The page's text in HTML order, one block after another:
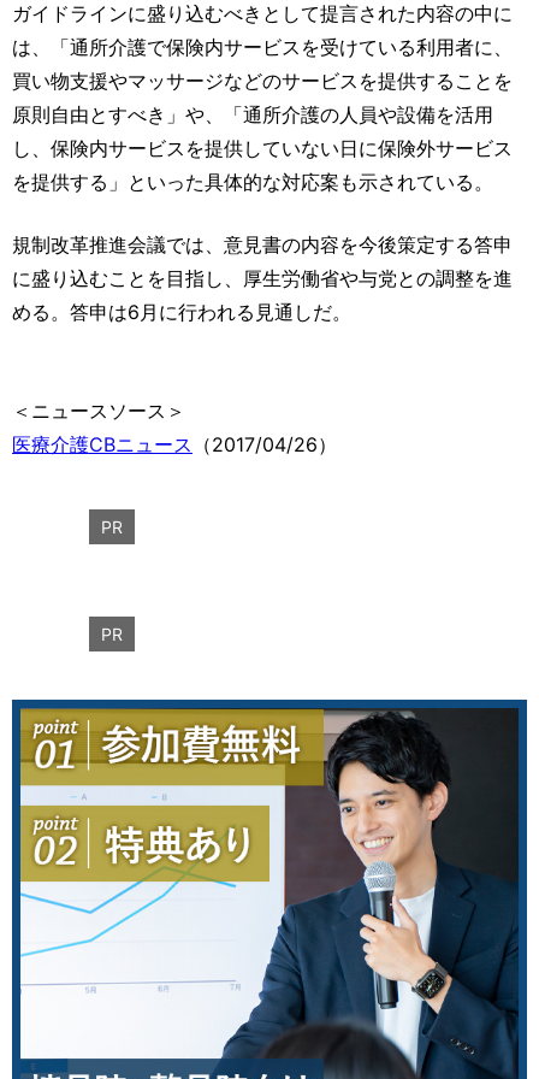
ガイドラインに盛り込むべきとして提言された内容の中に
は、「通所介護で保険内サービスを受けている利用者に、
買い物支援やマッサージなどのサービスを提供することを
原則自由とすべき」や、「通所介護の人員や設備を活用
し、保険内サービスを提供していない日に保険外サービス
を提供する」といった具体的な対応案も示されている。
規制改革推進会議では、意見書の内容を今後策定する答申
に盛り込むことを目指し、厚生労働省や与党との調整を進
める。答申は6月に行われる見通しだ。
＜ニュースソース＞
医療介護CBニュース （2017/04/26）
PR
PR